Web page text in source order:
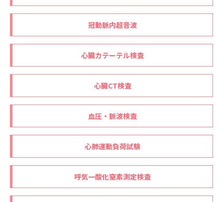
冠動脈内超音波
心臓カテーテル検査
心臓CT検査
血圧・脈波検査
心肺運動負荷試験
呼気一酸化窒素測定検査